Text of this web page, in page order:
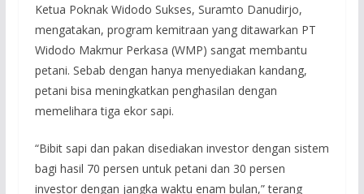
Ketua Poknak Widodo Sukses, Suramto Danudirjo,
mengatakan, program kemitraan yang ditawarkan PT
Widodo Makmur Perkasa (WMP) sangat membantu
petani. Sebab dengan hanya menyediakan kandang,
petani bisa meningkatkan penghasilan dengan
memelihara tiga ekor sapi.
“Bibit sapi dan pakan disediakan investor dengan sistem
bagi hasil 70 persen untuk petani dan 30 persen
investor dengan jangka waktu enam bulan,” terang